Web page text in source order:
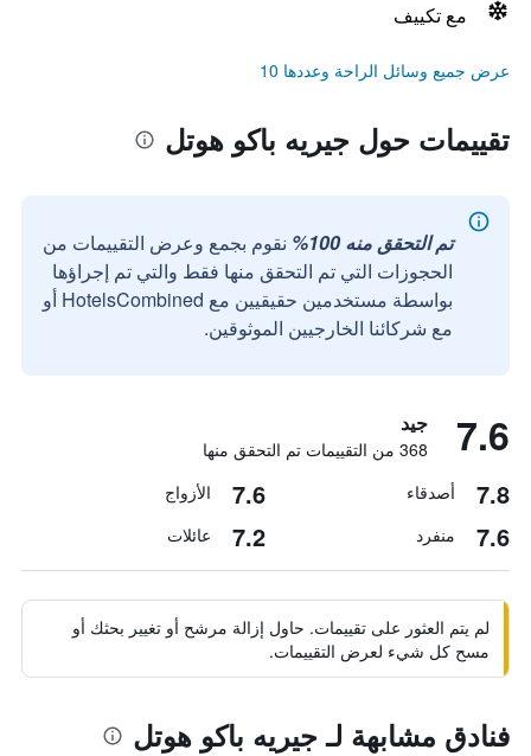
مع تكييف
عرض جميع وسائل الراحة وعددها 10
تقييمات حول جيريه باكو هوتل
تم التحقق منه 100%
نقوم بجمع وعرض التقييمات من
الحجوزات التي تم التحقق منها فقط والتي تم إجراؤها
بواسطة مستخدمين حقيقيين مع HotelsCombined أو
مع شركائنا الخارجيين الموثوقين.
7.6 جيد
368 من التقييمات تم التحقق منها
7.8 أصدقاء 7.6 الأزواج
7.6 منفرد 7.2 عائلات
لم يتم العثور على تقييمات. حاول إزالة مرشح أو تغيير بحثك أو
مسح كل شيء لعرض التقييمات.
فنادق مشابهة لـ جيريه باكو هوتل